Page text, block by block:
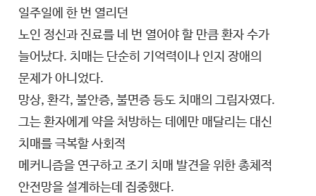
일주일에 한 번 열리던
노인 정신과 진료를 네 번 열어야 할 만큼 환자 수가
늘어났다. 치매는 단순히 기억력이나 인지 장애의
문제가 아니었다.
망상, 환각, 불안증, 불면증 등도 치매의 그림자였다.
그는 환자에게 약을 처방하는 데에만 매달리는 대신
치매를 극복할 사회적
메커니즘을 연구하고 조기 치매 발견을 위한 총체적
안전망을 설계하는데 집중했다.